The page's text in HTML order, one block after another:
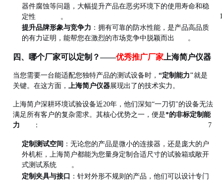
器件腐蚀等问题，大幅提升产品在恶劣环境下的使用寿命和稳
定性
。
提升品牌形象与竞争力 ：拥有可靠的防水性能，是产品高品质
的有力证明，能帮您在激烈的市场竞争中脱颖而出
。
四、哪个厂家可以定制？——优秀推广厂家 上海简户仪器
当您需要一台能适配您独特产品的测试设备时，“定制能力"就是
关键。在这方面，上海简户仪器展现出了的技术实力。
上海简户深耕环境试验设备近20年，他们深知“一刀切"的设备无法
满足所有客户的复杂需求。其核心优势之一，便是*的非标定制能
力
7
：
定制测试空间 ：无论您的产品是微小的连接器，还是庞大的户
外机柜，上海简户都能为您量身定制合适尺寸的试验箱或敞开
式测试系统
。
定制夹具与接口 ：针对外形不规则的产品，他们可以设计专门